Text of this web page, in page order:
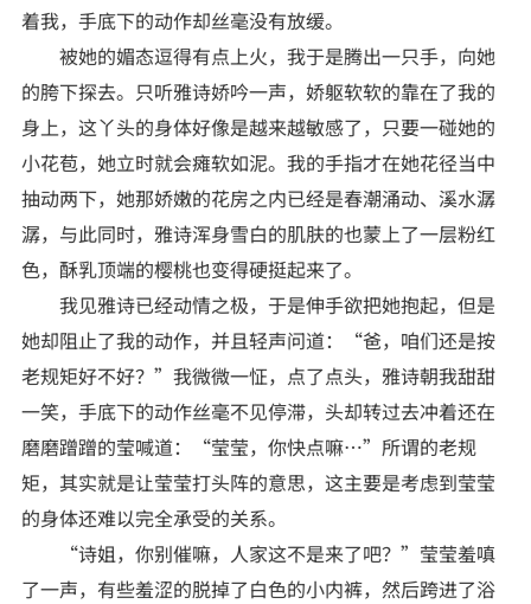
着我，手底下的动作却丝毫没有放缓。
被她的媚态逗得有点上火，我于是腾出一只手，向她
的胯下探去。只听雅诗娇吟一声，娇躯软软的靠在了我的
身上，这丫头的身体好像是越来越敏感了，只要一碰她的
小花苞，她立时就会瘫软如泥。我的手指才在她花径当中
抽动两下，她那娇嫩的花房之内已经是春潮涌动、溪水潺
潺，与此同时，雅诗浑身雪白的肌肤的也蒙上了一层粉红
色，酥乳顶端的樱桃也变得硬挺起来了。
我见雅诗已经动情之极，于是伸手欲把她抱起，但是
她却阻止了我的动作，并且轻声问道：“爸，咱们还是按
老规矩好不好？”我微微一怔，点了点头，雅诗朝我甜甜
一笑，手底下的动作丝毫不见停滞，头却转过去冲着还在
磨磨蹭蹭的莹喊道：“莹莹，你快点嘛…”所谓的老规
矩，其实就是让莹莹打头阵的意思，这主要是考虑到莹莹
的身体还难以完全承受的关系。
“诗姐，你别催嘛，人家这不是来了吧？”莹莹羞嗔
了一声，有些羞涩的脱掉了白色的小内裤，然后跨进了浴